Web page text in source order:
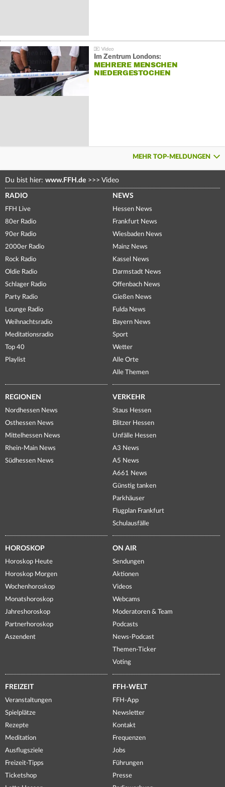
Im Zentrum Londons:
MEHRERE MENSCHEN
NIEDERGESTOCHEN
MEHR TOP-MELDUNGEN
Du bist hier: www.FFH.de >>> Video
RADIO
FFH Live
80er Radio
90er Radio
2000er Radio
Rock Radio
Oldie Radio
Schlager Radio
Party Radio
Lounge Radio
Weihnachtsradio
Meditationsradio
Top 40
Playlist
NEWS
Hessen News
Frankfurt News
Wiesbaden News
Mainz News
Kassel News
Darmstadt News
Offenbach News
Gießen News
Fulda News
Bayern News
Sport
Wetter
Alle Orte
Alle Themen
REGIONEN
Nordhessen News
Osthessen News
Mittelhessen News
Rhein-Main News
Südhessen News
VERKEHR
Staus Hessen
Blitzer Hessen
Unfälle Hessen
A3 News
A5 News
A661 News
Günstig tanken
Parkhäuser
Flugplan Frankfurt
Schulausfälle
HOROSKOP
Horoskop Heute
Horoskop Morgen
Wochenhoroskop
Monatshoroskop
Jahreshoroskop
Partnerhoroskop
Aszendent
ON AIR
Sendungen
Aktionen
Videos
Webcams
Moderatoren & Team
Podcasts
News-Podcast
Themen-Ticker
Voting
FREIZEIT
Veranstaltungen
Spielplätze
Rezepte
Meditation
Ausflugsziele
Freizeit-Tipps
Ticketshop
FFH-WELT
FFH-App
Newsletter
Kontakt
Frequenzen
Jobs
Führungen
Presse